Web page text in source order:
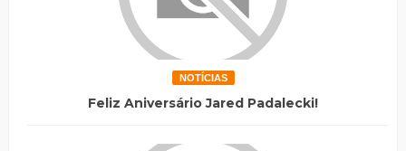
NOTÍCIAS
Feliz Aniversário Jared Padalecki!